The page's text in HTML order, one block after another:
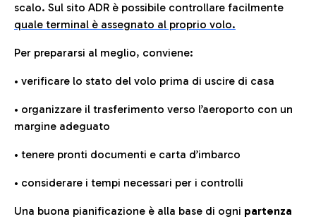
scalo. Sul sito ADR è possibile controllare facilmente
quale terminal è assegnato al proprio volo.
Per prepararsi al meglio, conviene:
• verificare lo stato del volo prima di uscire di casa
• organizzare il trasferimento verso l’aeroporto con un
margine adeguato
• tenere pronti documenti e carta d’imbarco
• considerare i tempi necessari per i controlli
Una buona pianificazione è alla base di ogni partenza